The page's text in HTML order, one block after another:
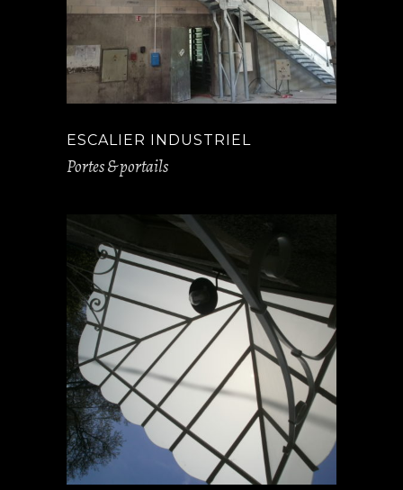
ESCALIER INDUSTRIEL
Portes & portails